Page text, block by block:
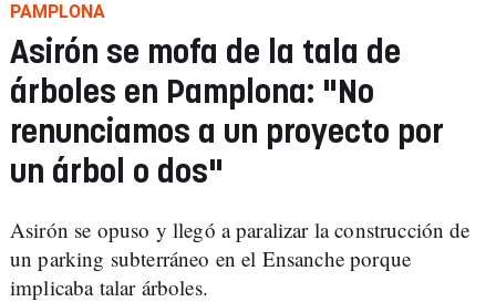
PAMPLONA
Asirón se mofa de la tala de
árboles en Pamplona: "No
renunciamos a un proyecto por
un árbol o dos"
Asirón se opuso y llegó a paralizar la construcción de
un parking subterráneo en el Ensanche porque
implicaba talar árboles.